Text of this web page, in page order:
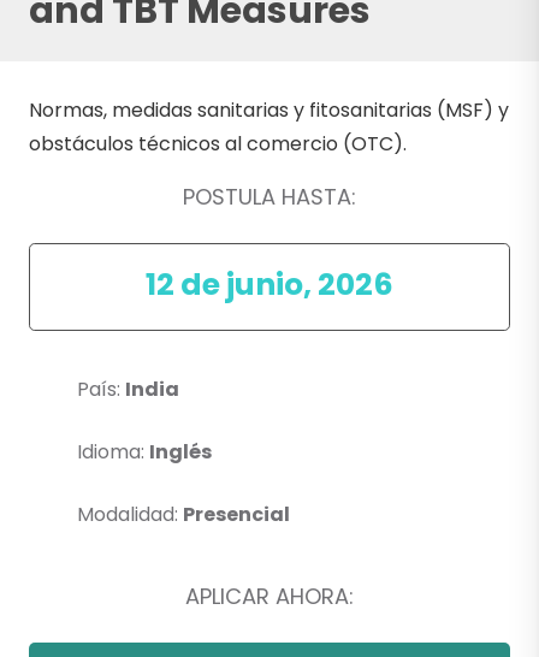
and TBT Measures
Normas, medidas sanitarias y fitosanitarias (MSF) y
obstáculos técnicos al comercio (OTC).
POSTULA HASTA:
12 de junio, 2026
País: India
Idioma: Inglés
Modalidad: Presencial
APLICAR AHORA: